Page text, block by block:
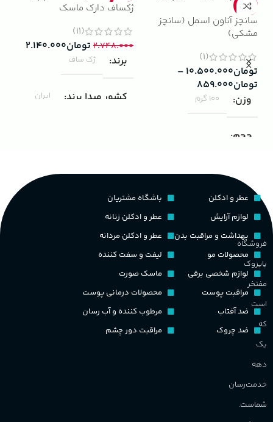
-13%
سانچز آناون اسمل (سانچز
مشکی)
(1)
تومان۱۰.۵۰۰.۰۰۰ –
تومان۸۵۹.۰۰۰
وزن
100 گرم
حجم
لیتر)
پخش بو
کشور مبدا برند
طبع
گروه بویایی
-22%
ژکساف دارک ماسک
(11)
۲.۷۴۸.۰۰۰ تومان۲.۱۴۰.۰۰۰
برند
ژک ساف
کشور مبدا برند ایران
چوبی میوه‌ای مرکباتی
PA_بخش-بو
نت‌های چوبی
فروشگاه
پاپروک
مفتخر
است
که
یک
دهه
خدمت‌رسان
شماست.
عطر و ادکلن
لوازم آرایش
بهداشت و مراقبت بدن
محصولات مو
لوازم شخصی برقی
مراقبت پوست
ضد آفتاب
ضد چروک
باشگاه مشتریان
عطر و ادکلن زنانه
عطر و ادکلن مردانه
لیفت و سفت کننده
ماسک صورت
محصولات درمانی پوست
مرطوب کننده و آب رسان
مراقبت دور چشم